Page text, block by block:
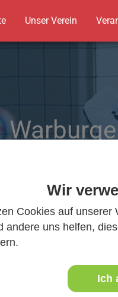
Wir
Cookies auf unserer
andere uns helfen,
Ich
Unser Verein